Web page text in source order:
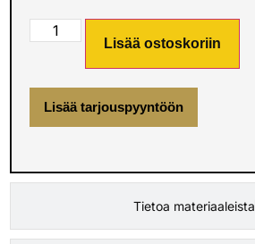
Tietoa materiaaleista
Lisää ostoskoriin
Lisää tarjouspyyntöön